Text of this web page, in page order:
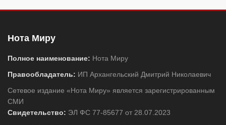
Нота Миру
Полное наименование: Нота Миру
Правообладатель: ИП Архангельский Дмитрий Николаевич
Сетевое издание «Нота Миру» является зарегистрированным
СМИ
Свидетельство: ЭЛ ФС 77-85677 от 28.07.2023